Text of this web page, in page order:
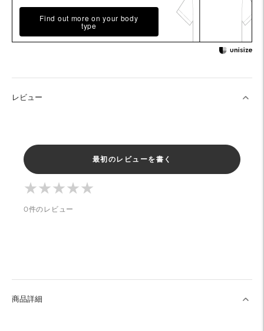
Find out more on your body
type
レビュー
最初のレビューを書く
★★★★★
★★★★★
0件のレビュー
商品詳細